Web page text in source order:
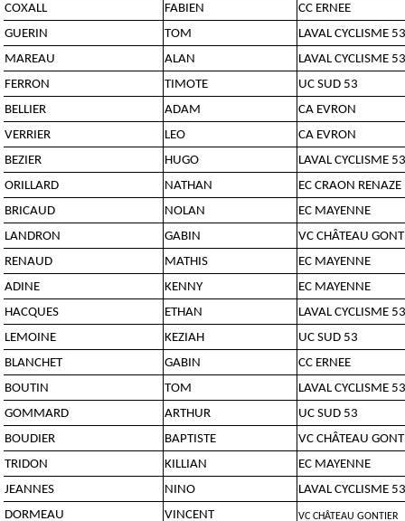
COXALL
FABIEN
CC ERNEE
GUERIN
TOM
LAVAL CYCLISME 53
MAREAU
ALAN
LAVAL CYCLISME 53
FERRON
TIMOTE
UC SUD 53
BELLIER
ADAM
CA EVRON
VERRIER
LEO
CA EVRON
BEZIER
HUGO
LAVAL CYCLISME 53
ORILLARD
NATHAN
EC CRAON RENAZE
BRICAUD
NOLAN
EC MAYENNE
LANDRON
GABIN
VC CHÂTEAU
RENAUD
MATHIS
EC MAYENNE
ADINE
KENNY
EC MAYENNE
HACQUES
ETHAN
LAVAL CYCLISME 53
LEMOINE
KEZIAH
UC SUD 53
BLANCHET
GABIN
CC ERNEE
BOUTIN
TOM
LAVAL CYCLISME 53
GOMMARD
ARTHUR
UC SUD 53
BOUDIER
BAPTISTE
VC CHÂTEAU
TRIDON
KILLIAN
EC MAYENNE
JEANNES
NINO
LAVAL CYCLISME 53
DORMEAU
VINCENT VC CHÂTEAU GONTIER